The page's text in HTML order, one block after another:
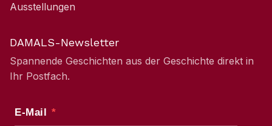
Ausstellungen
DAMALS-Newsletter
Spannende Geschichten aus der Geschichte direkt in
Ihr Postfach.